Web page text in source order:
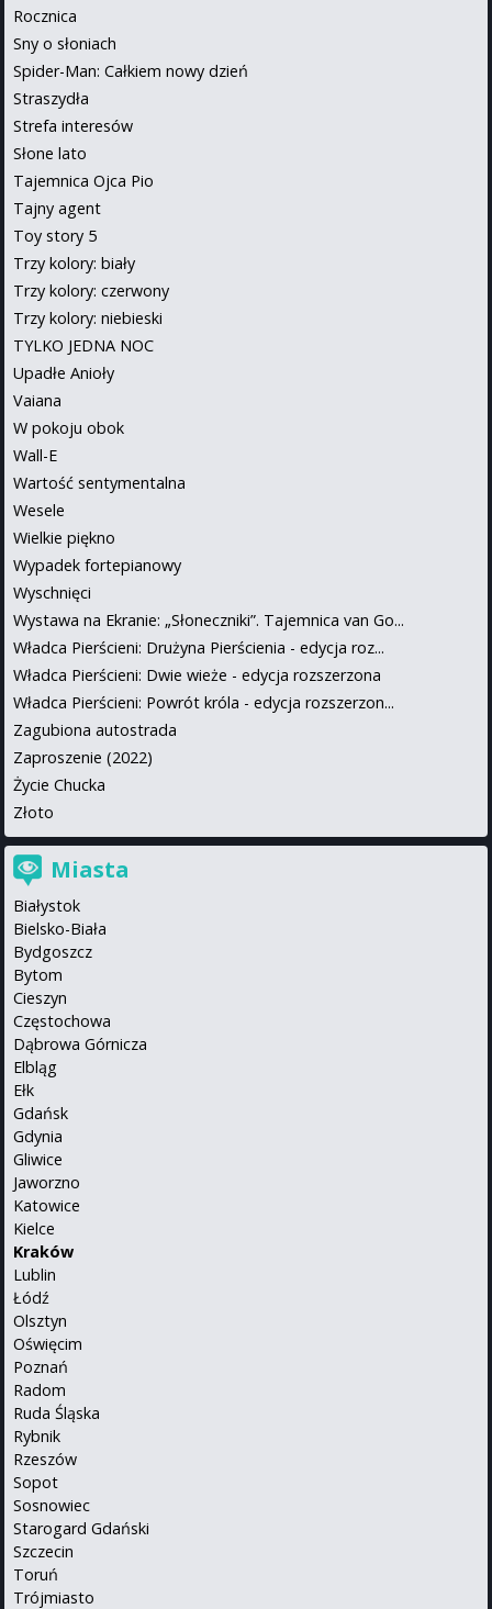
Rocznica
Sny o słoniach
Spider-Man: Całkiem nowy dzień
Straszydła
Strefa interesów
Słone lato
Tajemnica Ojca Pio
Tajny agent
Toy story 5
Trzy kolory: biały
Trzy kolory: czerwony
Trzy kolory: niebieski
TYLKO JEDNA NOC
Upadłe Anioły
Vaiana
W pokoju obok
Wall-E
Wartość sentymentalna
Wesele
Wielkie piękno
Wypadek fortepianowy
Wyschnięci
Wystawa na Ekranie: „Słoneczniki”. Tajemnica van Go...
Władca Pierścieni: Drużyna Pierścienia - edycja roz...
Władca Pierścieni: Dwie wieże - edycja rozszerzona
Władca Pierścieni: Powrót króla - edycja rozszerzon...
Zagubiona autostrada
Zaproszenie (2022)
Życie Chucka
Złoto
Miasta
Białystok
Bielsko-Biała
Bydgoszcz
Bytom
Cieszyn
Częstochowa
Dąbrowa Górnicza
Elbląg
Ełk
Gdańsk
Gdynia
Gliwice
Jaworzno
Katowice
Kielce
Kraków
Lublin
Łódź
Olsztyn
Oświęcim
Poznań
Radom
Ruda Śląska
Rybnik
Rzeszów
Sopot
Sosnowiec
Starogard Gdański
Szczecin
Toruń
Trójmiasto